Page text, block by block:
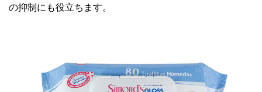
の抑制にも役立ちます。